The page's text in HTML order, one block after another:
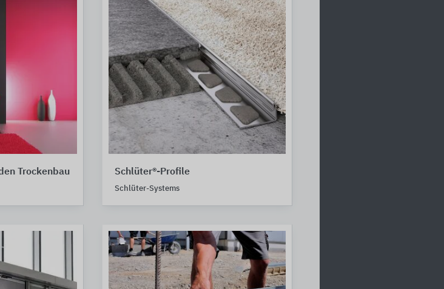
Trockenbau Schlüter®-Profile
Schlüter-Systems